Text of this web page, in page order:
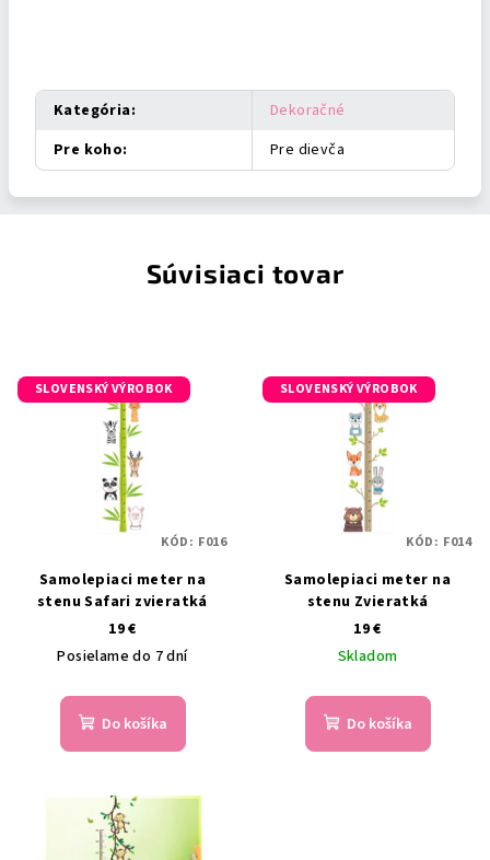
Kategória:
Dekoračné
Pre koho: Pre dievča
Súvisiaci tovar
SLOVENSKÝ VÝROBOK
Samolepiaci meter na
stenu Safari zvieratká
19 €
Posielame do 7 dní
Do košíka
KÓD: F016
SLOVENSKÝ VÝROBOK
Samolepiaci meter na
stenu Zvieratká
19 €
Skladom
Do košíka
KÓD: F014